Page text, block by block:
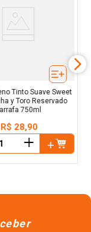
Tinto Suave Sweet
y Toro Reservado
750ml
R$ 28,90
＋